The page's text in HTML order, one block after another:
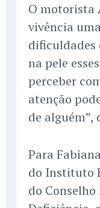
O motorista
vivência
dificuldades
na pele
perceber
atenção
de alguém”,
Para
do Instituto
do